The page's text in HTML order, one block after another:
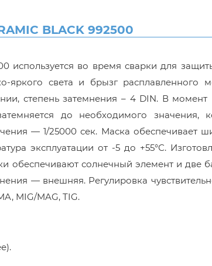
BLACK 992500
используется во время сварки для
яркого света и брызг расплавленного
степень затемнения – 4 DIN. В момент
до необходимого значения,
— 1/25000 сек. Маска обеспечивает
эксплуатации от -5 до +55°С.
обеспечивают солнечный элемент и две
— внешняя. Регулировка
MIG/MAG, TIG.